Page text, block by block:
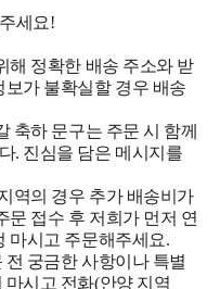
세요!
해 정확한 배송 주소와 받
가 불확실할 경우 배송
축하 문구는 주문 시 함께
. 진심을 담은 메시지를
역의 경우 추가 배송비가
문 접수 후 저희가 먼저 연
마시고 주문해주세요.
전 궁금한 사항이나 특별
시고 전화(안양 지역